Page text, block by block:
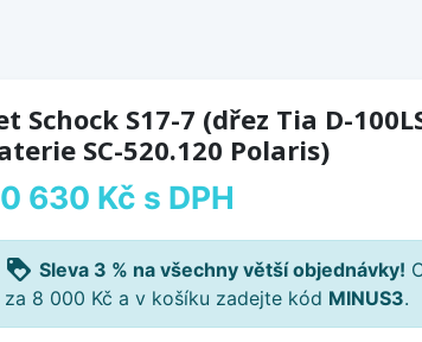
Schock S17-7 (dřez Tia D-
SC-520.120 Polaris)
630 Kč s DPH
loyalty Sleva 3 % na všechny větší objednávky!
za 8 000 Kč a v košíku zadejte kód MINUS3.